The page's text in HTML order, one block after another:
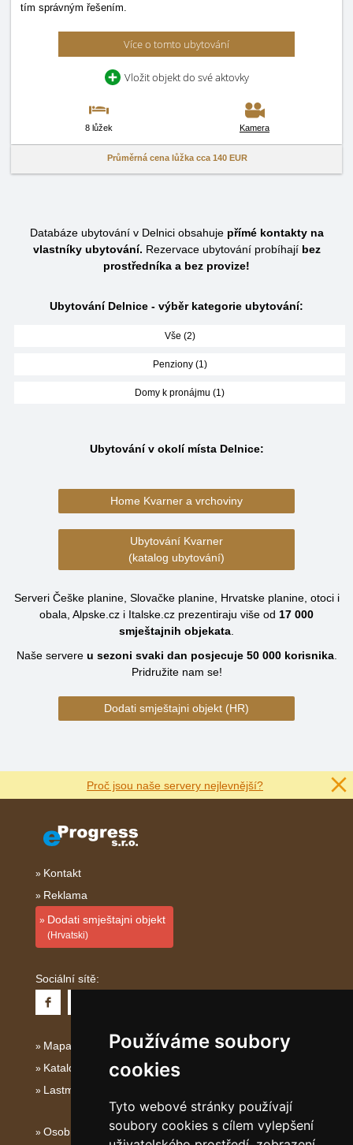
Používáme soubory
cookies
Tyto webové stránky používají
soubory cookies s cílem vylepšení
tím správným řešením.
Více o tomto ubytování
Vložit objekt do své aktovky
8 lůžek Kamera
Průměrná cena lůžka cca 140 EUR
Databáze ubytování v Delnici obsahuje přímé kontakty na
vlastníky ubytování. Rezervace ubytování probíhají bez
prostředníka a bez provize!
Ubytování Delnice - výběr kategorie ubytování:
Vše (2)
Penziony (1)
Domy k pronájmu (1)
Ubytování v okolí místa Delnice:
Home Kvarner a vrchoviny
Ubytování Kvarner
(katalog ubytování)
Serveri Češke planine, Slovačke planine, Hrvatske planine, otoci i
obala, Alpske.cz i Italske.cz prezentiraju više od 17 000
smještajnih objekata
Naše servere u sezoni svaki dan posjecuje 50 000korisnika.
Pridružite nam se!
Dodati smještajni objekt (HR)
Proč jsou naše servery nejlevnější?
Kontakt
Reklama
Dodati smještajni objekt
(Hrvatski)
Sociální sítě:
Mapa serveru Kvarner
Katalog ubytování Kvarner
Lastminute Kvarner
Osobní údaje